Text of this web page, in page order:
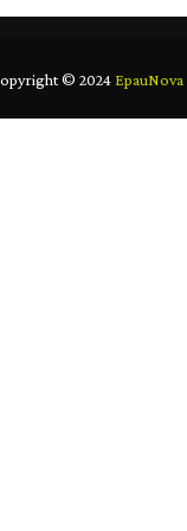
© 2024 EpauNova